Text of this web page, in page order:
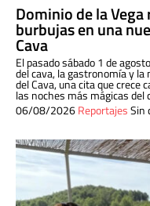
Dominio de la
burbujas en una
Cava
El pasado sábado 1 de
del cava, la gastronomía y la
del Cava, una cita que crece
las noches más mágicas
06/08/2026ReportajesSin